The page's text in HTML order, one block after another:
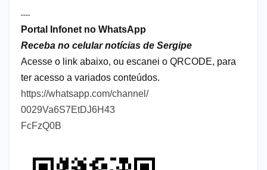
----
Portal Infonet no WhatsApp
Receba no celular notícias de Sergipe
Acesse o link abaixo, ou escanei o QRCODE, para
ter acesso a variados conteúdos.
https://whatsapp.com/channel/
0029Va6S7EtDJ6H43
FcFzQ0B